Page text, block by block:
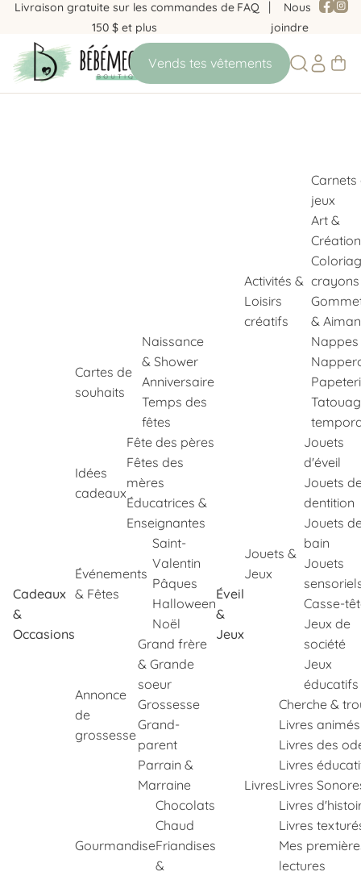
Livraison gratuite sur les commandes de
150 $ et plus
FAQ
Nous
joindre
Cadeaux
&
Occasions
Cartes de
souhaits
Naissance
& Shower
Anniversaire
Temps des
fêtes
Idées
cadeaux
Fête des pères
Fêtes des
mères
Éducatrices &
Enseignantes
Événements
& Fêtes
Saint-
Valentin
Pâques
Halloween
Noël
Annonce
de
grossesse
Grand frère
& Grande
soeur
Grossesse
Grand-
parent
Parrain &
Marraine
Gourmandise
Chocolats
Chaud
Friandises
&
Éveil
&
Jeux
Activités &
Loisirs
créatifs
Carnets
jeux
Art &
Création
crayons
&
Nappes
Jouets &
Jeux
Jouets
d'éveil
Jouets
dentition
Jouets
bain
Jouets
Casse-
Jeux de
société
Jeux
éducatifs
Livres
Cherche &
Livres animés
Livres des
Livres
Livres
Livres
Livres
Mes
lectures